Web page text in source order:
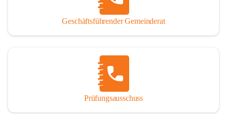
Geschäftsführender Gemeinderat
Prüfungsausschuss